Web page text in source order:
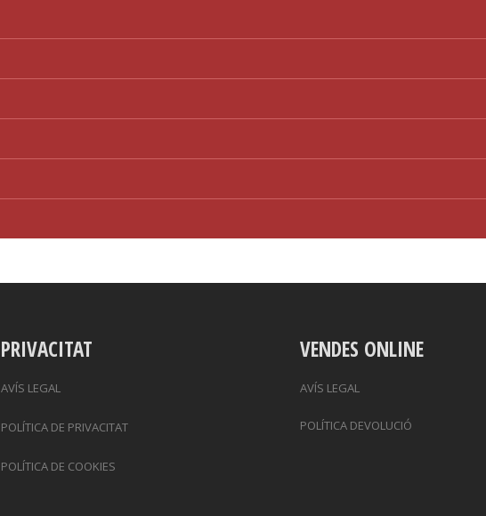
PRIVACITAT
AVÍS LEGAL
POLÍTICA DE PRIVACITAT
POLÍTICA DE COOKIES
VENDES ONLINE
AVÍS LEGAL
POLÍTICA DEVOLUCIÓ